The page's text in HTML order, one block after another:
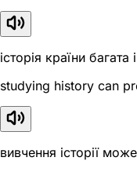
історія країни багата
studying history can
вивчення історії